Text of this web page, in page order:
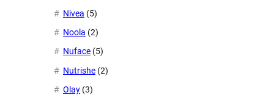
Nivea (5)
Noola (2)
Nuface (5)
Nutrishe (2)
Olay (3)